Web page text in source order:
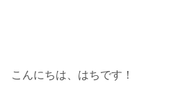
こんにちは、はちです！